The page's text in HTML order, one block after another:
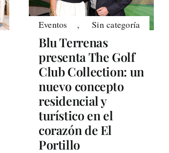
Eventos , Sin categoría
Blu Terrenas
presenta The Golf
Club Collection: un
nuevo concepto
residencial y
turístico en el
corazón de El
Portillo